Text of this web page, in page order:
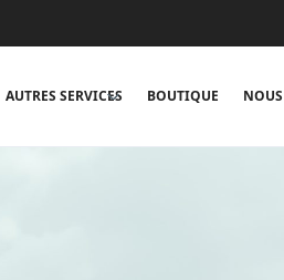
AUTRES SERVICES BOUTIQUE